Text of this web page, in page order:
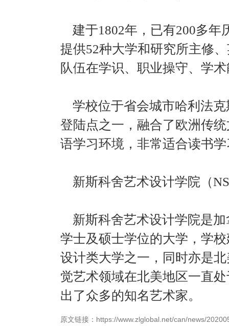
建于1802年，已有200多年
提供52种大学和研究所主修
队伍在学识、职业操守、学
学校位于省会城市哈利法
登陆点之一，融合了欧洲传
语学习环境，非常适合读书
新斯科舍艺术设计学院（
新斯科舍艺术设计学院是
学士及硕士学位的大学，学
设计类大学之一，同时亦是
觉艺术领域在北美地区一直
出了众多的知名艺术家。
原文链接：https://www.zlglobal.net/can/news/